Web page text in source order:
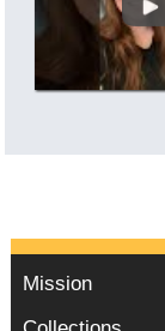
Mission